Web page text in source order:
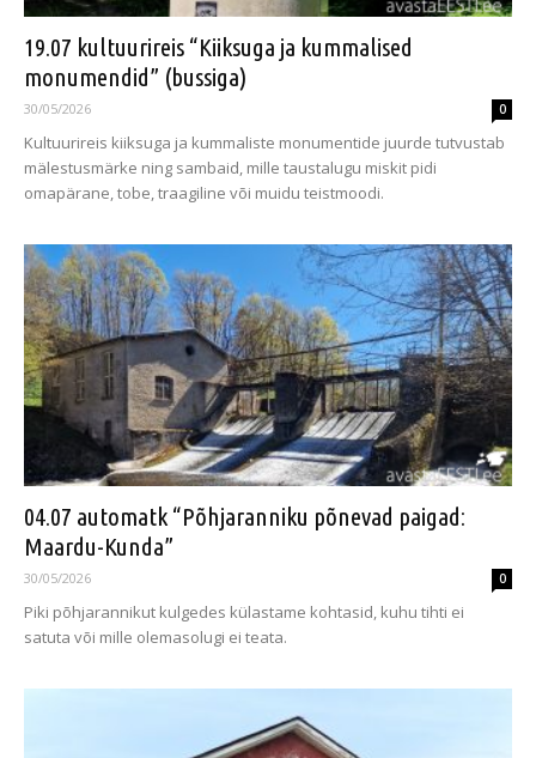
19.07 kultuurireis “Kiiksuga ja kummalised
monumendid” (bussiga)
30/05/2026 0
Kultuurireis kiiksuga ja kummaliste monumentide juurde tutvustab
mälestusmärke ning sambaid, mille taustalugu miskit pidi
omapärane, tobe, traagiline või muidu teistmoodi.
04.07 automatk “Põhjaranniku põnevad paigad:
Maardu-Kunda”
30/05/2026 0
Piki põhjarannikut kulgedes külastame kohtasid, kuhu tihti ei
satuta või mille olemasolugi ei teata.